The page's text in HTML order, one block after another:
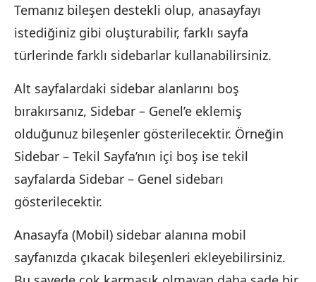
Temanız bileşen destekli olup, anasayfayı
istediğiniz gibi oluşturabilir, farklı sayfa
türlerinde farklı sidebarlar kullanabilirsiniz.
Alt sayfalardaki sidebar alanlarını boş
bırakırsanız, Sidebar – Genel’e eklemiş
olduğunuz bileşenler gösterilecektir. Örneğin
Sidebar – Tekil Sayfa’nın içi boş ise tekil
sayfalarda Sidebar – Genel sidebarı
gösterilecektir.
Anasayfa (Mobil) sidebar alanına mobil
sayfanızda çıkacak bileşenleri ekleyebilirsiniz.